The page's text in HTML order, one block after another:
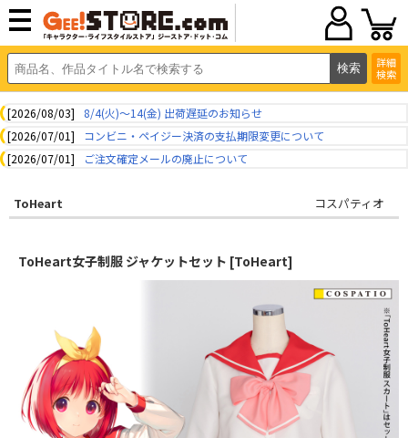
詳細
検索
[2026/08/03]
8/4(火)～14(金) 出荷遅延のお知らせ
[2026/07/01]
コンビニ・ペイジー決済の支払期限変更について
[2026/07/01]
ご注文確定メールの廃止について
ToHeart コスパティオ
ToHeart女子制服 ジャケットセット [ToHeart]